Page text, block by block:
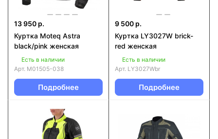
13 950 р.
Куртка Moteq Astra
black/pink женская
Есть в наличии
Арт. M01505-038
Подробнее
9 500 р.
Куртка LY3027W brick-
red женская
Есть в наличии
Арт. LY3027Wbr
Подробнее